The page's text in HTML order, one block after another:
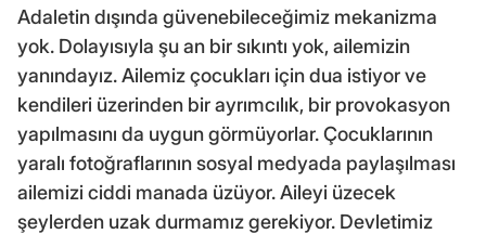
Adaletin dışında güvenebileceğimiz mekanizma
yok. Dolayısıyla şu an bir sıkıntı yok, ailemizin
yanındayız. Ailemiz çocukları için dua istiyor ve
kendileri üzerinden bir ayrımcılık, bir provokasyon
yapılmasını da uygun görmüyorlar. Çocuklarının
yaralı fotoğraflarının sosyal medyada paylaşılması
ailemizi ciddi manada üzüyor. Aileyi üzecek
şeylerden uzak durmamız gerekiyor. Devletimiz